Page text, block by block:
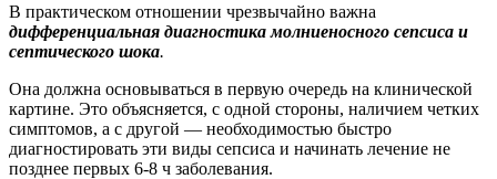
В практическом отношении чрезвычайно важна
дифференциальная диагностика молниеносного сепсиса и
септического шока.
Она должна основываться в первую очередь на клинической
картине. Это объясняется, с одной стороны, наличием четких
симптомов, а с другой — необходимостью быстро
диагностировать эти виды сепсиса и начинать лечение не
позднее первых 6-8 ч заболевания.